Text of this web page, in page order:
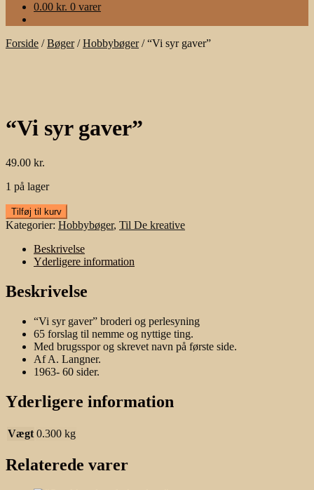
0.00 kr. 0 varer
Forside /Bøger/Hobbybøger/“Vi syr gaver”
“Vi syr gaver”
49.00 kr.
1 på lager
"Vi
syr
gaver"
antal
Tilføj til kurv
Kategorier: Hobbybøger, Til De kreative
Beskrivelse
Yderligere information
Beskrivelse
“Vi syr gaver” broderi og perlesyning
65 forslag til nemme og nyttige ting.
Med brugsspor og skrevet navn på første side.
Af A. Langner.
1963- 60 sider.
Yderligere information
Vægt 0.300 kg
Relaterede varer